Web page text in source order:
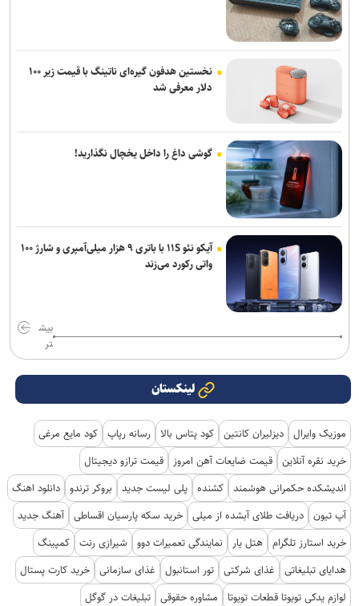
نخستین هدفون گیره‌ای ناتینگ با قیمت زیر ۱۰۰
دلار معرفی شد
گوشی داغ را داخل یخچال نگذارید!
آیکو نئو ۱۱S با باتری ۹ هزار میلی‌آمپری و شارژ ۱۰۰
واتی رکورد می‌زند
بیش
تر
لینکستان
موزیک وایرال دیزلیران کانتین کود پتاس بالا رسانه رپاپ کود مایع مرغی
خرید نقره آنلاین قیمت ضایعات آهن امروز
قیمت ترازو دیجیتال
اندیشکده حکمرانی هوشمند کشنده پلی لیست جدید بروکر ترندو دانلود اهنگ
آپ تیون دریافت طلای آبشده از میلی خرید سکه پارسیان اقساطی آهنگ جدید
خرید استارز تلگرام هتل یار نمایندگی تعمیرات دوو شیرازی رنت کمپینگ
هدایای تبلیغاتی
غذای شرکتی تور استانبول غذای سازمانی خرید کارت پستال
لوازم یدکی تویوتا قطعات تویوتا
مشاوره حقوقی تبلیغات در گوگل